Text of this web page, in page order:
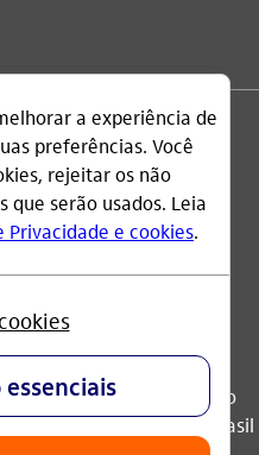
100, Torre Olavo
902 - São Paulo -
do Conglomerado
do Banco Central do Brasil